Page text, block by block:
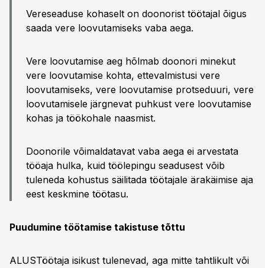
Vereseaduse kohaselt on doonorist töötajal õigus
saada vere loovutamiseks vaba aega.
Vere loovutamise aeg hõlmab doonori minekut
vere loovutamise kohta, ettevalmistusi vere
loovutamiseks, vere loovutamise protseduuri, vere
loovutamisele järgnevat puhkust vere loovutamise
kohas ja töökohale naasmist.
Doonorile võimaldatavat vaba aega ei arvestata
tööaja hulka, kuid töölepingu seadusest võib
tuleneda kohustus säilitada töötajale ärakäimise aja
eest keskmine töötasu.
Puudumine töötamise takistuse tõttu
ALUSTöötaja isikust tulenevad, aga mitte tahtlikult või